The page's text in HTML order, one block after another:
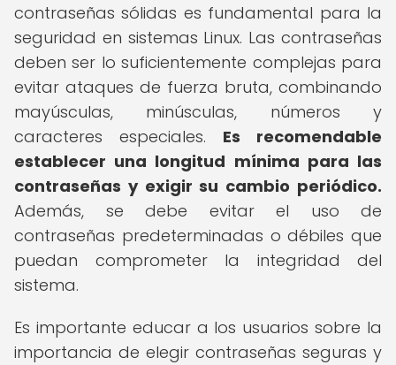
contraseñas sólidas es fundamental para la
seguridad en sistemas Linux. Las contraseñas
deben ser lo suficientemente complejas para
evitar ataques de fuerza bruta, combinando
mayúsculas, minúsculas, números y
caracteres especiales. Es recomendable
establecer una longitud mínima para las
contraseñas y exigir su cambio periódico.
Además, se debe evitar el uso de
contraseñas predeterminadas o débiles que
puedan comprometer la integridad del
sistema.
Es importante educar a los usuarios sobre la
importancia de elegir contraseñas seguras y